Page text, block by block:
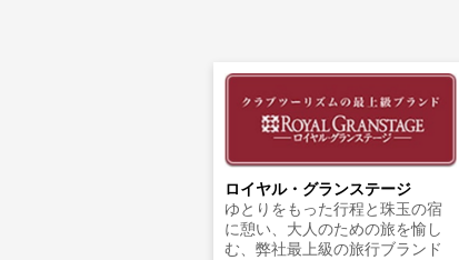
ロイヤル・グランステージ
ゆとりをもった行程と珠玉の宿
に憩い、大人のための旅を愉し
む、弊社最上級の旅行ブランド